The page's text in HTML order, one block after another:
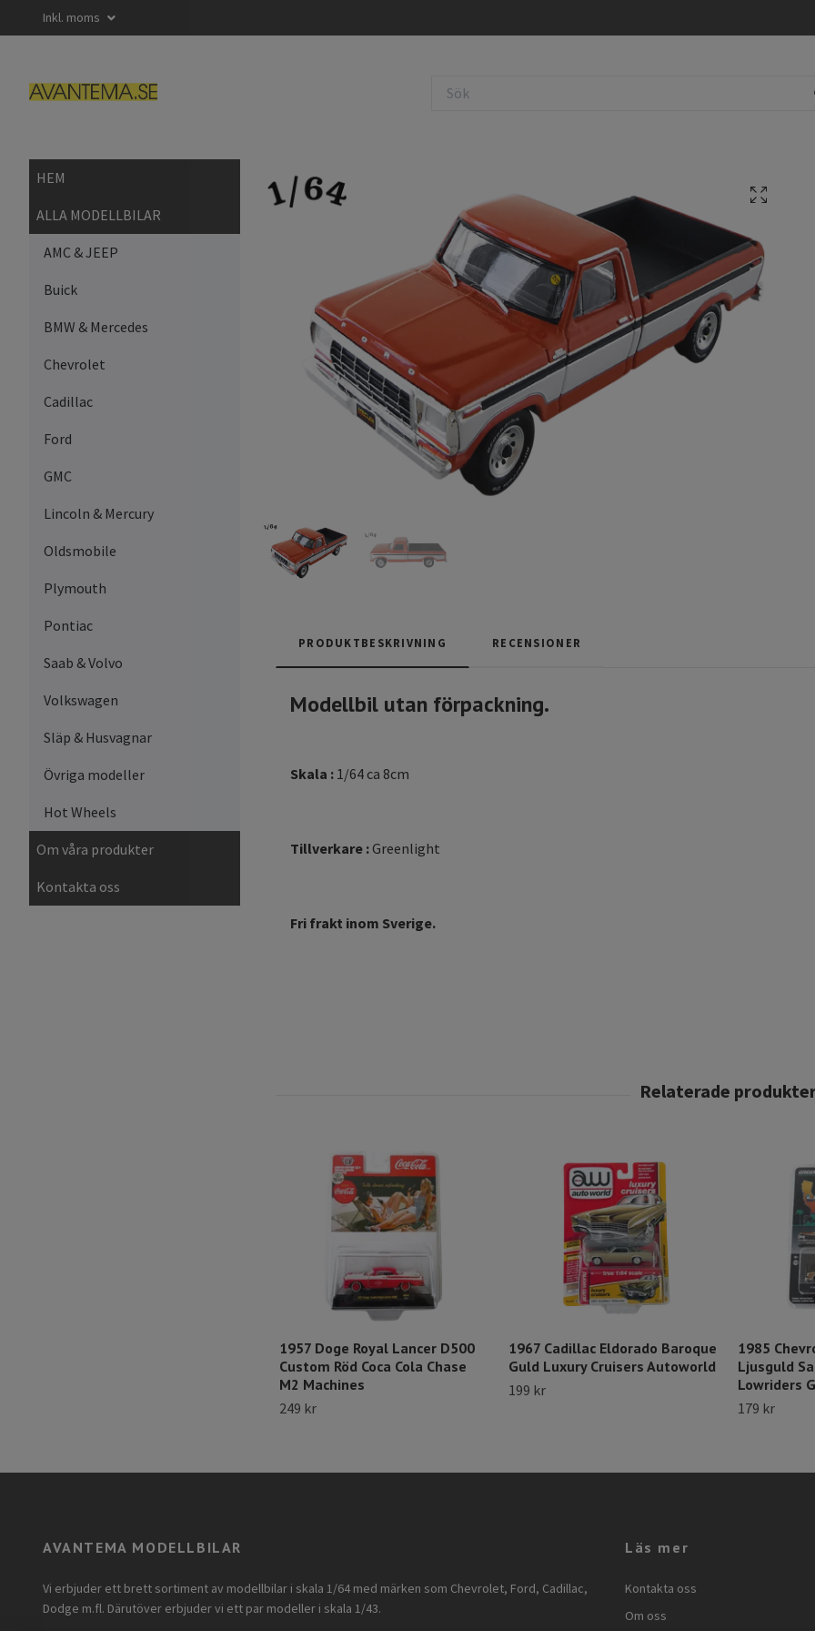
Inkl. moms
HEM
ALLA MODELLBILAR
AMC & JEEP
Buick
BMW & Mercedes
Chevrolet
Cadillac
Ford
GMC
Lincoln & Mercury
Oldsmobile
Plymouth
Pontiac
Saab & Volvo
Volkswagen
Släp & Husvagnar
Övriga modeller
Hot Wheels
Om våra produkter
Kontakta oss
PRODUKTBESKRIVNING RECENSIONER
Modellbil utan förpackning.
Skala : 1/64 ca 8cm
Tillverkare :Greenlight
Fri frakt inom Sverige.
1957 Doge Royal Lancer D500
Custom Röd Coca Cola Chase
M2 Machines
249 kr
1967 Cadillac Eldorado Baroque
Guld Luxury Cruisers Autoworld
199 kr
1985
Ljusguld
Lowriders
179 kr
AVANTEMA MODELLBILAR
Vi erbjuder ett brett sortiment av modellbilar i skala 1/64 med märken som Chevrolet, Ford, Cadillac,
Dodge m.fl. Därutöver erbjuder vi ett par modeller i skala 1/43.
Läs mer
Kontakta oss
Om oss